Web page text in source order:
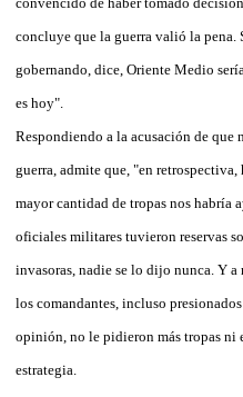
concluye que la guerra valió la pena.
gobernando, dice, Oriente Medio
es hoy".
Respondiendo a la acusación de
guerra, admite que, "en
mayor cantidad de tropas nos habría
oficiales militares tuvieron reservas
invasoras, nadie se lo dijo nunca. Y
los comandantes, incluso
opinión, no le pidieron más tropas ni
estrategia.